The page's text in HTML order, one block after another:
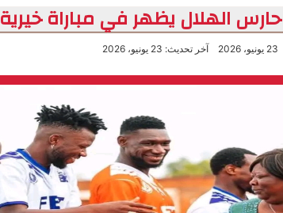
حارس الهلال يظهر في مباراة خيرية
23 يونيو، 2026 آخر تحديث: 23 يونيو، 2026